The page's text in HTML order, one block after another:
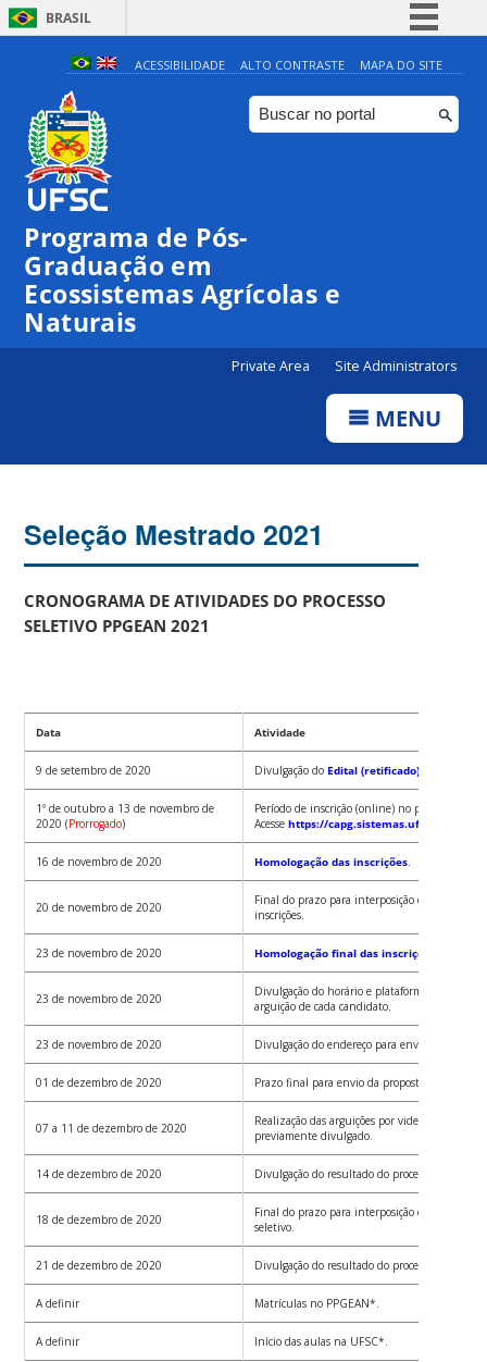
BRASIL
Simplifique!
Comunica BR
Participe
ACESSIBILIDADE ALTO CONTRASTE MAPA DO SITE
Programa de Pós-
Graduação em
Ecossistemas Agrícolas e
Naturais
Private Area Site Administrators
MENU
Seleção Mestrado 2021
CRONOGRAMA DE ATIVIDADES DO PROCESSO
SELETIVO PPGEAN 2021
Data Atividade
9 de setembro de 2020 Divulgação doEdital (retificado)
1º de outubro a 13 de novembro de
2020 (Prorrogado)
Período de inscrição (online) no processo
Acessehttps://capg.sistemas.ufsc.br/
16 de novembro de 2020 Homologação das inscrições
20 de novembro de 2020
Final do prazo para interposição de recursos
inscrições.
23 de novembro de 2020 Homologação final das inscrições
23 de novembro de 2020
Divulgação do horário e plataforma de
arguição de cada candidato.
23 de novembro de 2020 Divulgação do endereço para envio da
01 de dezembro de 2020 Prazo final para envio da proposta de
07 a 11 de dezembro de 2020
Realização das arguições por videoconferência
previamente divulgado.
14 de dezembro de 2020 Divulgação do resultado do processo seletivo
18 de dezembro de 2020
Final do prazo para interposição de recursos
seletivo.
21 de dezembro de 2020 Divulgação do resultado do processo seletivo
A definir Matrículas no PPGEAN*.
A definir Início das aulas na UFSC*.